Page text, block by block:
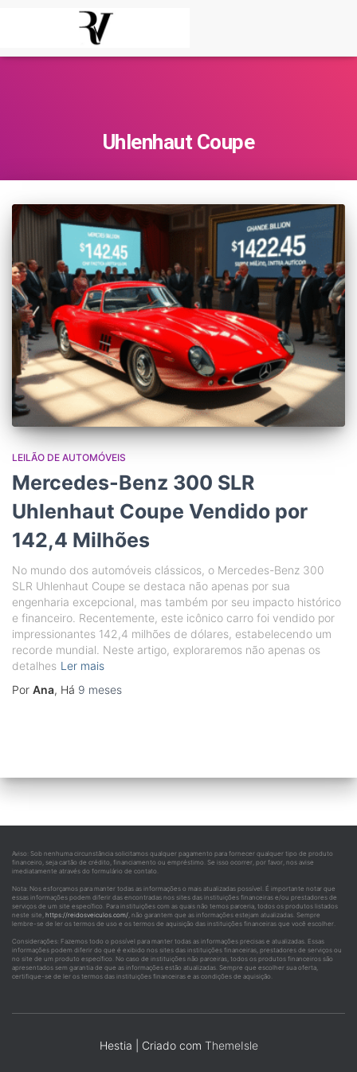
Uhlenhaut Coupe
LEILÃO DE AUTOMÓVEIS
Mercedes-Benz 300 SLR
Uhlenhaut Coupe Vendido por
142,4 Milhões
No mundo dos automóveis clássicos, o Mercedes-Benz 300
SLR Uhlenhaut Coupe se destaca não apenas por sua
engenharia excepcional, mas também por seu impacto histórico
e financeiro. Recentemente, este icônico carro foi vendido por
impressionantes 142,4 milhões de dólares, estabelecendo um
recorde mundial. Neste artigo, exploraremos não apenas os
detalhes Ler mais
Por Ana, Há 9 meses
Aviso: Sob nenhuma circunstância solicitamos qualquer pagamento para fornecer qualquer tipo de produto
financeiro, seja cartão de crédito, financiamento ou empréstimo. Se isso ocorrer, por favor, nos avise
imediatamente através do formulário de contato.
Nota: Nos esforçamos para manter todas as informações o mais atualizadas possível. É importante notar que
essas informações podem diferir das encontradas nos sites das instituições financeiras e/ou prestadores de
serviços de um site específico. Para instituições com as quais não temos parceria, todos os produtos listados
neste site, https://reidosveiculos.com/, não garantem que as informações estejam atualizadas. Sempre
lembre-se de ler os termos de uso e os termos de aquisição das instituições financeiras que você escolher.
Considerações: Fazemos todo o possível para manter todas as informações precisas e atualizadas. Essas
informações podem diferir do que é exibido nos sites das instituições financeiras, prestadores de serviços ou
no site de um produto específico. No caso de instituições não parceiras, todos os produtos financeiros são
apresentados sem garantia de que as informações estão atualizadas. Sempre que escolher sua oferta,
certifique-se de ler os termos das instituições financeiras e as condições de aquisição.
Hestia | Criado com ThemeIsle